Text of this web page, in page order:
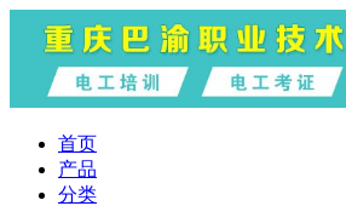
首页
产品
分类